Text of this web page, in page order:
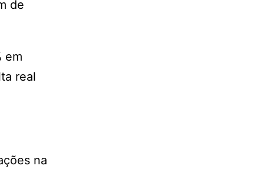
de
em
real
na